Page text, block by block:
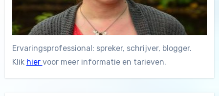
Ervaringsprofessional: spreker, schrijver, blogger.
Klik hier voor meer informatie en tarieven.